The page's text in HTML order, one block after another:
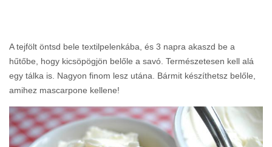
A tejfölt öntsd bele textilpelenkába, és 3 napra akaszd be a
hűtőbe, hogy kicsöpögjön belőle a savó. Természetesen kell alá
egy tálka is. Nagyon finom lesz utána. Bármit készíthetsz belőle,
amihez mascarpone kellene!